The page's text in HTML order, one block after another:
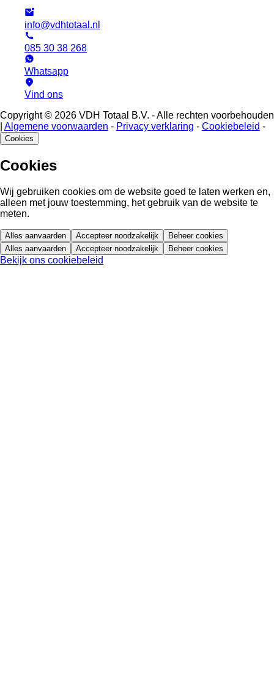
info@vdhtotaal.nl
085 30 38 268
Whatsapp
Vind ons
Copyright © 2026 VDH Totaal B.V. - Alle rechten voorbehouden
Algemene voorwaarden - Privacy verklaring - Cookiebeleid -
Cookies
Cookies
Wij gebruiken cookies om de website goed te laten werken en,
alleen met jouw toestemming, het gebruik van de website te
meten.
Alles aanvaarden Accepteer noodzakelijk
Beheer cookies
Alles aanvaarden
Accepteer noodzakelijk Beheer cookies
Bekijk ons cookiebeleid